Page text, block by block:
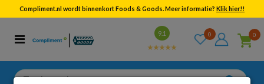
Compliment.nl wordt binnenkort Foods & Goods. Meer informatie? Klik hier!!
9.1 0 0
Zoeken
Categorieën
Bekijk alle resultaten